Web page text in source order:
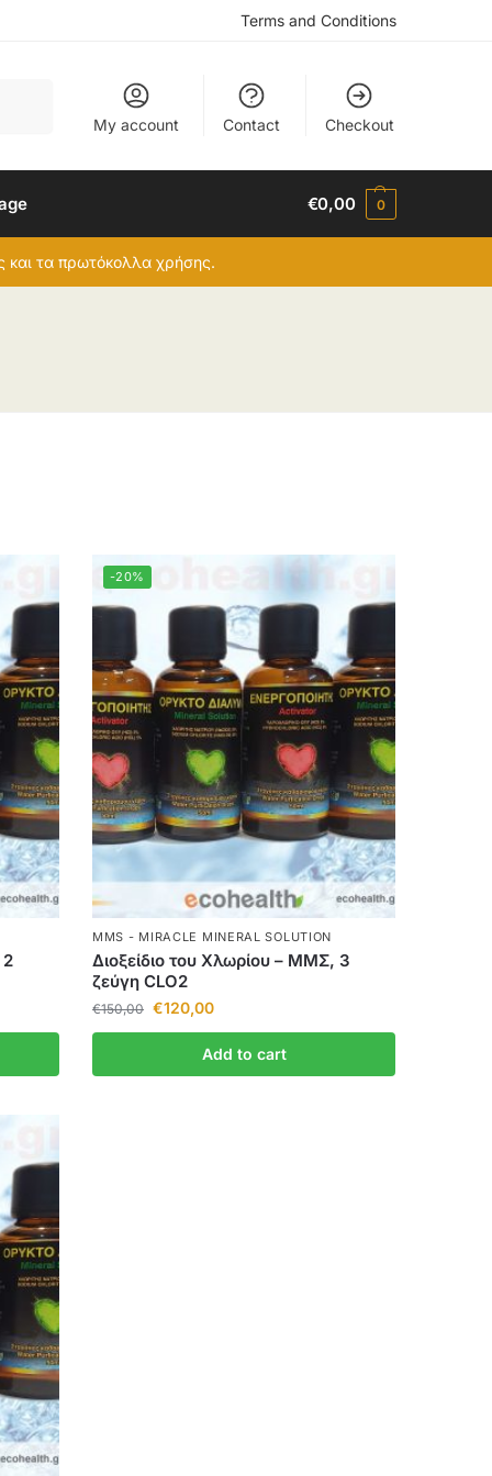
Terms and Conditions
My account Contact Checkout
€0,00 0
και τα πρωτόκολλα χρήσης.
2
-20%
MMS - MIRACLE MINERAL SOLUTION
Διοξείδιο του Χλωρίου – ΜΜΣ, 3
ζεύγη CLO2
€150,00 €120,00
Add to cart